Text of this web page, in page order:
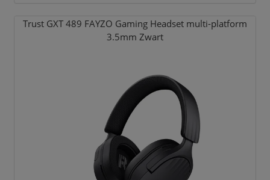
Trust GXT 489 FAYZO Gaming Headset multi-platform
3.5mm Zwart